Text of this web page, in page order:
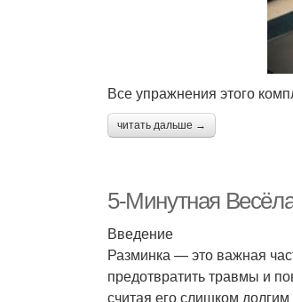
Все упражнения этого
читать дальше →
5-Минутная
Введение
Разминка — это важная
предотвратить травмы и
считая его слишком